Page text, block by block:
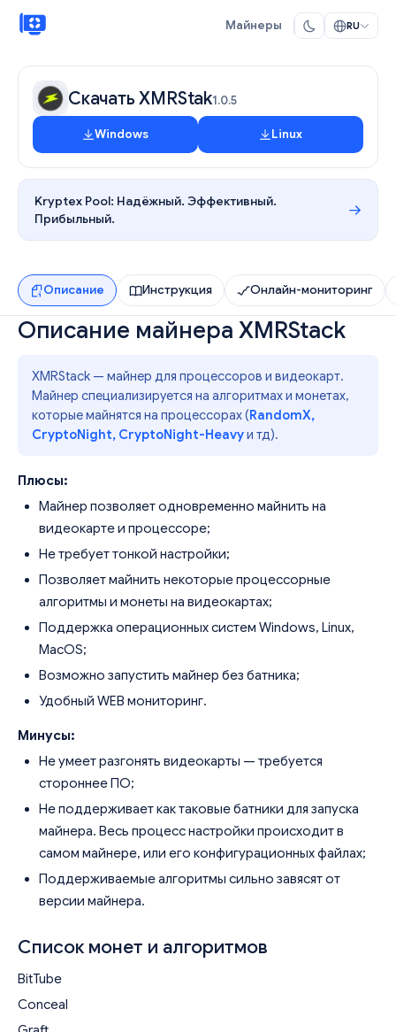
Майнеры RU
Скачать XMRStak1.0.5
Windows Linux
Kryptex Pool: Надёжный. Эффективный.
Прибыльный.
Описание Инструкция Онлайн-мониторинг
Описание майнера XMRStack
XMRStack — майнер для процессоров и видеокарт.
Майнер специализируется на алгоритмах и монетах,
которые майнятся на процессорах (RandomX,
CryptoNight, CryptoNight-Heavyи тд).
Плюсы:
Майнер позволяет одновременно майнить на
видеокарте и процессоре;
Не требует тонкой настройки;
Позволяет майнить некоторые процессорные
алгоритмы и монеты на видеокартах;
Поддержка операционных систем Windows, Linux,
MacOS;
Возможно запустить майнер без батника;
Удобный WEB мониторинг.
Минусы:
Не умеет разгонять видеокарты — требуется
стороннее ПО;
Не поддерживает как таковые батники для запуска
майнера. Весь процесс настройки происходит в
самом майнере, или его конфигурационных файлах;
Поддерживаемые алгоритмы сильно завясят от
версии майнера.
Список монет и алгоритмов
BitTube
Conceal